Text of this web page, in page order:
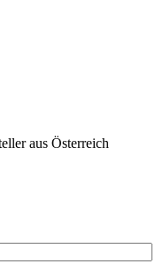
aus Österreich